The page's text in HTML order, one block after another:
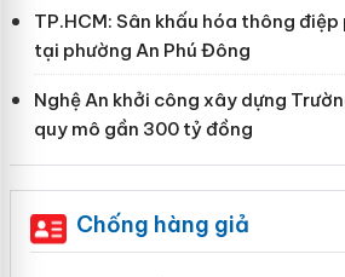
TP.HCM: Sân khấu hóa thông
tại phường An Phú Đông
Nghệ An khởi công xây dựng
quy mô gần 300 tỷ đồng
Chống hàng giả